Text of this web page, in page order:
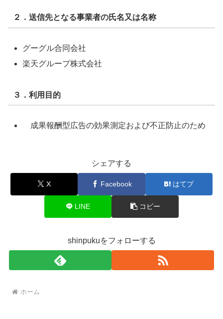
２．送信先となる事業者の氏名又は名称
グーグル合同会社
楽天グループ株式会社
３．利用目的
成果報酬型広告の効果測定および不正防止のため
シェアする
X Facebook はてブ
LINE コピー
shinpukuをフォローする
ホーム